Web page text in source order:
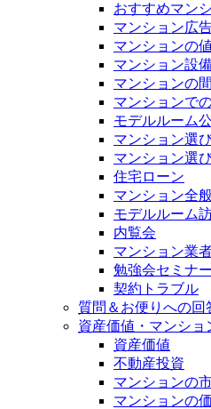
おすすめマン
マンション広
マンションの
マンション設
マンションの
マンションで
モデルルーム
マンション選
マンション選
住宅ローン
マンション全
モデルルーム
内覧会
マンション業
勉強会セミナ
契約トラブル
質問＆お便りへの回
資産価値・マンショ
資産価値
不動産投資
マンションの
マンションの